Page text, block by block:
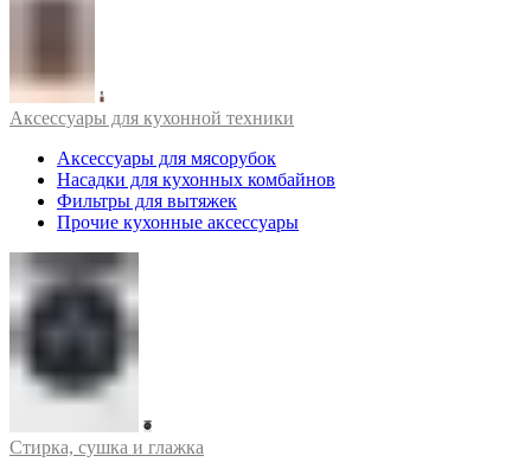
Аксессуары для кухонной техники
Аксессуары для мясорубок
Насадки для кухонных комбайнов
Фильтры для вытяжек
Прочие кухонные аксессуары
Стирка, сушка и глажка